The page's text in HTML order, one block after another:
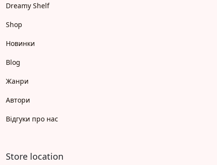
Dreamy Shelf
Shop
Новинки
Blog
Жанри
Автори
Відгуки про нас
Store location